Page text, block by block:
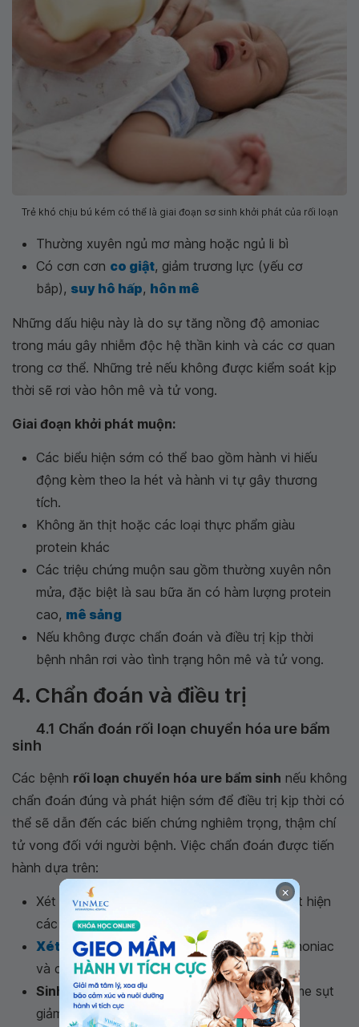
Trẻ khó chịu bú kém có thể là giai đoạn sơ sinh khởi phát của rối loạn
Thường xuyên ngủ mơ màng hoặc ngủ li bì
Có cơn cơn co giật, giảm trương lực (yếu cơ
bắp), suy hô hấp, hôn mê
Những dấu hiệu này là do sự tăng nồng độ amoniac
trong máu gây nhiễm độc hệ thần kinh và các cơ quan
trong cơ thể. Những trẻ nếu không được kiểm soát kịp
thời sẽ rơi vào hôn mê và tử vong.
Giai đoạn khởi phát muộn:
Các biểu hiện sớm có thể bao gồm hành vi hiếu
động kèm theo la hét và hành vi tự gây thương
tích.
Không ăn thịt hoặc các loại thực phẩm giàu
protein khác
Các triệu chứng muộn sau gồm thường xuyên nôn
mửa, đặc biệt là sau bữa ăn có hàm lượng protein
cao, mê sảng
Nếu không được chẩn đoán và điều trị kịp thời
bệnh nhân rơi vào tình trạng hôn mê và tử vong.
4. Chẩn đoán và điều trị
4.1 Chẩn đoán rối loạn chuyển hóa ure bẩm
sinh
Các bệnh rối loạn chuyển hóa ure bẩm sinh nếu không
chẩn đoán đúng và phát hiện sớm để điều trị kịp thời có
thể sẽ dẫn đến các biến chứng nghiêm trọng, thậm chí
tử vong đối với người bệnh. Việc chẩn đoán được tiến
hành dựa trên:
Xét nghiệm và
để phát hiện
các chất chuyển hóa bất thường.
Xét nghiệm máuđể kiểm tra hàm lượng amoniac
và các axit amin có tăng lên không.
Sinh thiết ganđể kiểm tra hàm lượng enzyme sụt
giảm.
×